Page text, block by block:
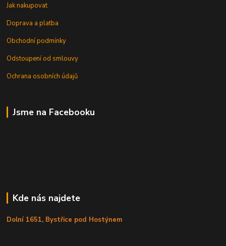
Jak nakupovat
Doprava a platba
Obchodní podmínky
Odstoupení od smlouvy
Ochrana osobních údajů
Jsme na Facebooku
Kde nás najdete
Dolní 1651, Bystřice pod Hostýnem